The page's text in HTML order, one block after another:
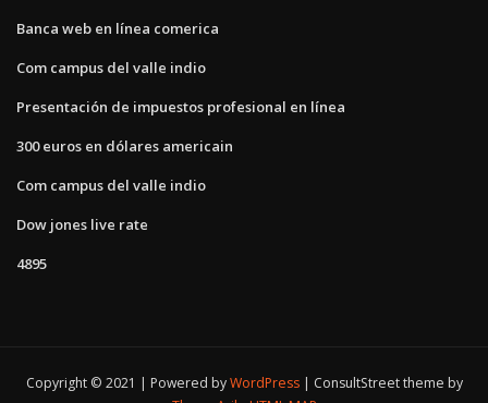
Banca web en línea comerica
Com campus del valle indio
Presentación de impuestos profesional en línea
300 euros en dólares americain
Com campus del valle indio
Dow jones live rate
4895
Copyright © 2021 | Powered byWordPress
ConsultStreet theme by